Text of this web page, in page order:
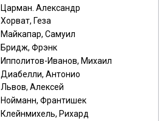
Царман. Александр
Хорват, Геза
Майкапар, Самуил
Бридж, Фрэнк
Ипполитов-Иванов, Михаил
Диабелли, Антонио
Львов, Алексей
Нойманн, Франтишек
Клейнмихель, Рихард